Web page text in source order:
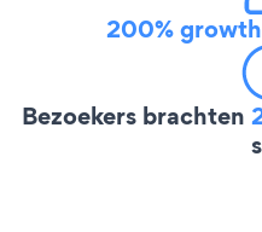
200% growth
Bezoekers brachten